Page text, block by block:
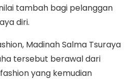
tambah bagi pelanggan
diri.
Madinah Salma Tsuraya
tersebut berawal dari
yang kemudian